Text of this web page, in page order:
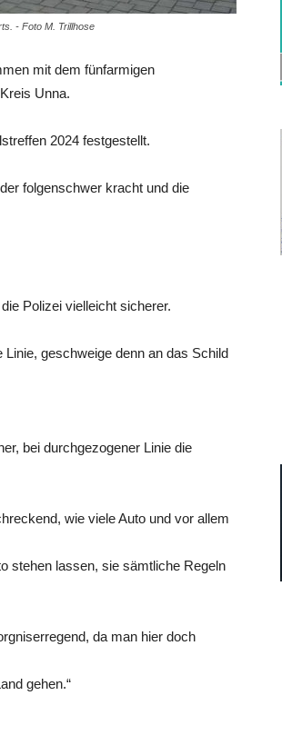
- Foto M. Trillhose
mit dem fünfarmigen
Unna.
2024 festgestellt.
folgenschwer kracht und die
Polizei vielleicht sicherer.
geschweige denn an das Schild
bei durchgezogener Linie die
wie viele Auto und vor allem
stehen lassen, sie sämtliche Regeln
da man hier doch
gehen.“